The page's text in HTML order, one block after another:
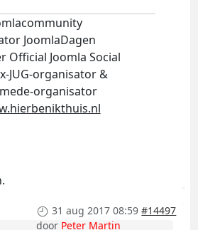
JoomlaDagen
Official Joomla Social
JUG-organisator &
organisator
31 aug 2017 08:59 #14497
door Peter Martin